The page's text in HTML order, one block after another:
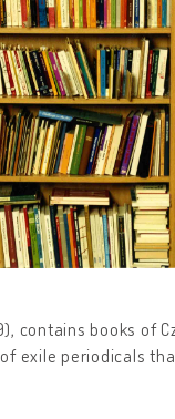
contains books of
exile periodicals